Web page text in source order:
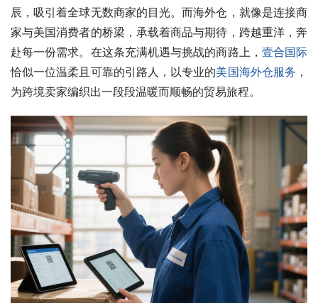
辰，吸引着全球无数商家的目光。而海外仓，就像是连接商
家与美国消费者的桥梁，承载着商品与期待，跨越重洋，奔
赴每一份需求。在这条充满机遇与挑战的商路上， 壹合国际
恰似一位温柔且可靠的引路人，以专业的美国海外仓服务 ，
为跨境卖家编织出一段段温暖而顺畅的贸易旅程。